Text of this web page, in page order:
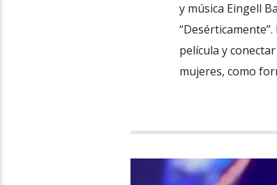
y música Eingell
película y
mujeres, como